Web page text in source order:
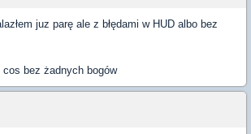
juz parę ale z błędami w HUD albo bez
bez żadnych bogów